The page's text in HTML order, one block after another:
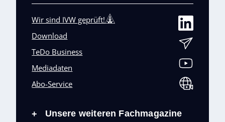
Wir sind IVW geprüft!
Download
TeDo Business
Mediadaten
Abo-Service
+ Unsere weiteren Fachmagazine